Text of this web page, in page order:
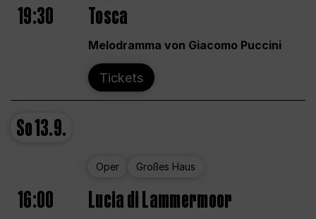
19:30 Tosca
Melodramma von Giacomo Puccini
Tickets
So13.9.
Oper Großes Haus
16:00 Lucia di Lammermoor